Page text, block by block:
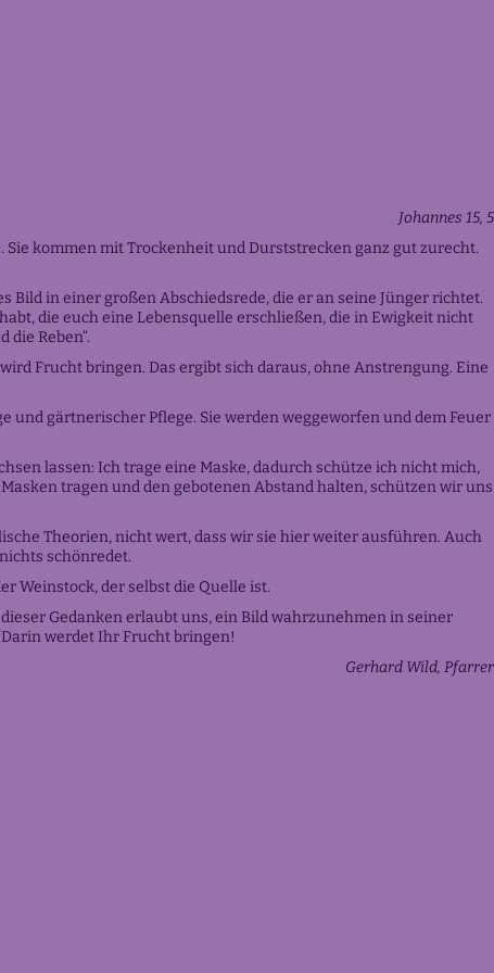
Johannes 15, 5
Sie kommen mit Trockenheit und Durststrecken ganz gut zurecht.
Bild in einer großen Abschiedsrede, die er an seine Jünger richtet.
die euch eine Lebensquelle erschließen, die in Ewigkeit nicht
Reben“.
Frucht bringen. Das ergibt sich daraus, ohne Anstrengung. Eine
und gärtnerischer Pflege. Sie werden weggeworfen und dem Feuer
lassen: Ich trage eine Maske, dadurch schütze ich nicht mich,
tragen und den gebotenen Abstand halten, schützen wir uns
Theorien, nicht wert, dass wir sie hier weiter ausführen. Auch
schönredet.
Weinstock, der selbst die Quelle ist.
Gedanken erlaubt uns, ein Bild wahrzunehmen in seiner
Darin werdet Ihr Frucht bringen!
Gerhard Wild, Pfarrer